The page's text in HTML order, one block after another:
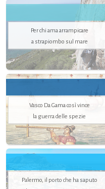
Per chi ama arrampicare
a strapiombo sul mare
Vasco Da Gama così vince
la guerra delle spezie
Palermo, il porto che ha saputo